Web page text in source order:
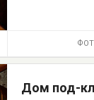
Дом под-